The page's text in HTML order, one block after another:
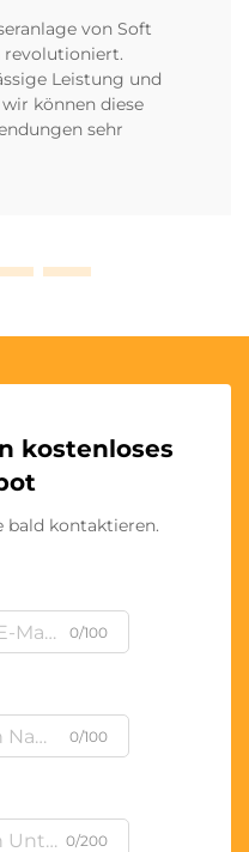
von Soft
revolutioniert.
Leistung und
können diese
sehr
kostenloses
bald kontaktieren.
0/100
0/100
0/200